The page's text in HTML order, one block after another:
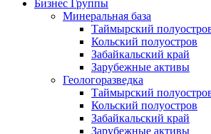
Бизнес Группы
Минеральная база
Таймырский
Кольский полуостров
Забайкальский край
Зарубежные активы
Геологоразведка
Таймырский
Кольский полуостров
Забайкальский край
Зарубежные активы